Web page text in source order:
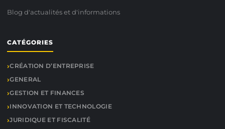
Blog d'actualités et d'informations
CATÉGORIES
CRÉATION D’ENTREPRISE
GENERAL
GESTION ET FINANCES
INNOVATION ET TECHNOLOGIE
JURIDIQUE ET FISCALITÉ